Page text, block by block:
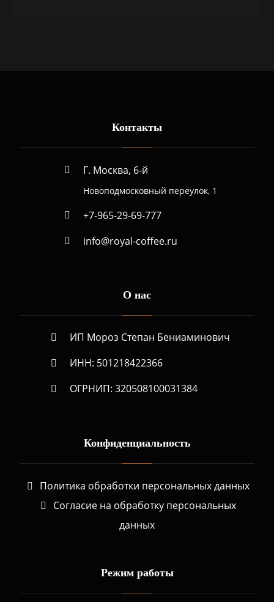
Контакты
Г. Москва, 6-й
Новоподмосковный переулок, 1
+7-965-29-69-777
info@royal-coffee.ru
О нас
ИП Мороз Степан Бениаминович
ИНН: 501218422366
ОГРНИП: 320508100031384
Конфиденциальность
Политика обработки персональных данных
Согласие на обработку персональных
данных
Режим работы